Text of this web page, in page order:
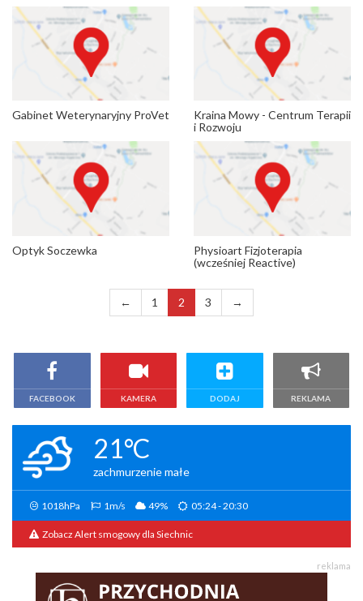
Gabinet Weterynaryjny ProVet
Kraina Mowy - Centrum Terapii
i Rozwoju
Optyk Soczewka
Physioart Fizjoterapia
(wcześniej Reactive)
← 1 2 3 →
FACEBOOK KAMERA DODAJ REKLAMA
21°C
zachmurzenie małe
1018hPa 1m/s 49% 05:24 - 20:30
Zobacz Alert smogowy dla Siechnic
reklama